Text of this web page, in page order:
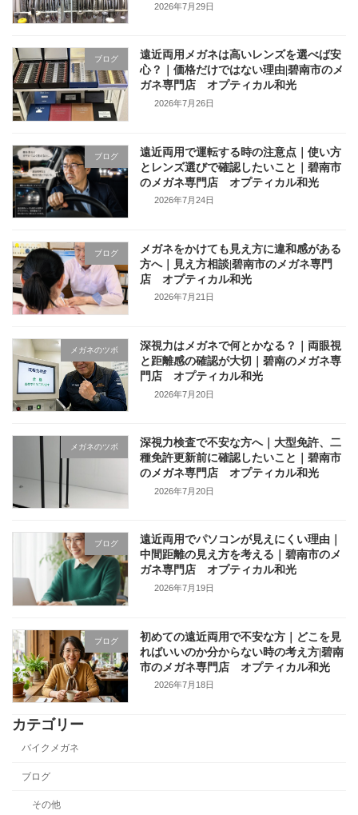
2026年7月29日
ブログ
遠近両用メガネは高いレンズを選べば安
心？｜価格だけではない理由|碧南市のメ
ガネ専門店 オプティカル和光
2026年7月26日
ブログ
遠近両用で運転する時の注意点｜使い方
とレンズ選びで確認したいこと｜碧南市
のメガネ専門店 オプティカル和光
2026年7月24日
ブログ
メガネをかけても見え方に違和感がある
方へ｜見え方相談|碧南市のメガネ専門
店 オプティカル和光
2026年7月21日
メガネのツボ
深視力はメガネで何とかなる？｜両眼視
と距離感の確認が大切｜碧南のメガネ専
門店 オプティカル和光
2026年7月20日
メガネのツボ
深視力検査で不安な方へ｜大型免許、二
種免許更新前に確認したいこと｜碧南市
のメガネ専門店 オプティカル和光
2026年7月20日
ブログ
遠近両用でパソコンが見えにくい理由｜
中間距離の見え方を考える｜碧南市のメ
ガネ専門店 オプティカル和光
2026年7月19日
ブログ
初めての遠近両用で不安な方｜どこを見
ればいいのか分からない時の考え方|碧南
市のメガネ専門店 オプティカル和光
2026年7月18日
カテゴリー
バイクメガネ
ブログ
その他